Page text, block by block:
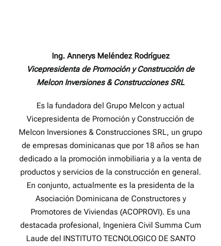
Ing. Annerys Meléndez Rodríguez
Vicepresidenta de Promoción y Construcción de
Melcon Inversiones & Construcciones SRL
Es la fundadora del Grupo Melcon y actual
Vicepresidenta de Promoción y Construcción de
Melcon Inversiones & Construcciones SRL, un grupo
de empresas dominicanas que por 18 años se han
dedicado a la promoción inmobiliaria y a la venta de
productos y servicios de la construcción en general.
En conjunto, actualmente es la presidenta de la
Asociación Dominicana de Constructores y
Promotores de Viviendas (ACOPROVI). Es una
destacada profesional, Ingeniera Civil Summa Cum
Laude del INSTITUTO TECNOLOGICO DE SANTO